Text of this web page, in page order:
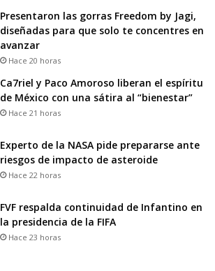
Presentaron las gorras Freedom by Jagi,
diseñadas para que solo te concentres en
avanzar
Hace 20 horas
Ca7riel y Paco Amoroso liberan el espíritu
de México con una sátira al “bienestar”
Hace 21 horas
Experto de la NASA pide prepararse ante
riesgos de impacto de asteroide
Hace 22 horas
FVF respalda continuidad de Infantino en
la presidencia de la FIFA
Hace 23 horas